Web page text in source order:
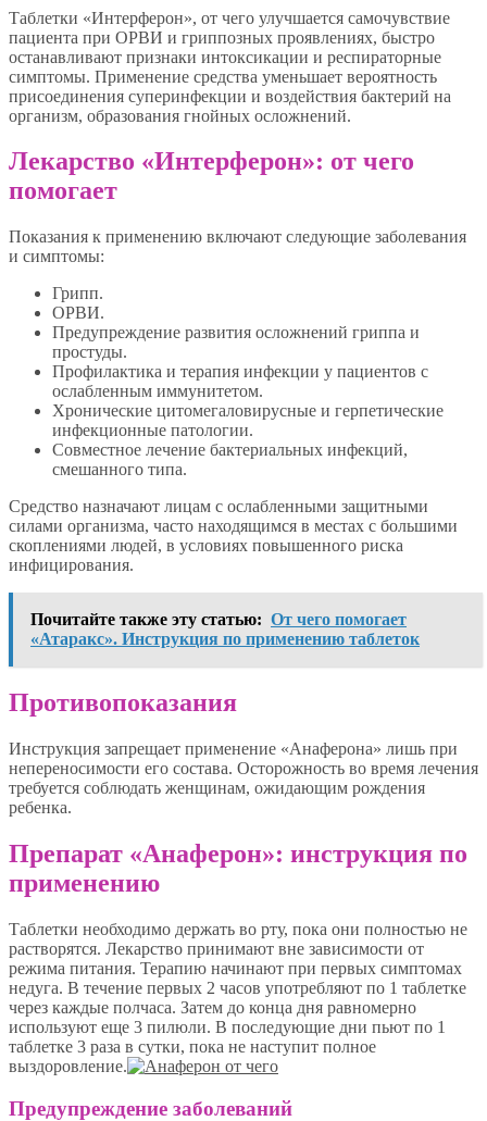
Таблетки «Интерферон», от чего улучшается самочувствие
пациента при ОРВИ и гриппозных проявлениях, быстро
останавливают признаки интоксикации и респираторные
симптомы. Применение средства уменьшает вероятность
присоединения суперинфекции и воздействия бактерий на
организм, образования гнойных осложнений.
Лекарство «Интерферон»: от чего
помогает
Показания к применению включают следующие заболевания
и симптомы:
Грипп.
ОРВИ.
Предупреждение развития осложнений гриппа и
простуды.
Профилактика и терапия инфекции у пациентов с
ослабленным иммунитетом.
Хронические цитомегаловирусные и герпетические
инфекционные патологии.
Совместное лечение бактериальных инфекций,
смешанного типа.
Средство назначают лицам с ослабленными защитными
силами организма, часто находящимся в местах с большими
скоплениями людей, в условиях повышенного риска
инфицирования.
Почитайте также эту статью: От чего помогает
«Атаракс». Инструкция по применению таблеток
Противопоказания
Инструкция запрещает применение «Анаферона» лишь при
непереносимости его состава. Осторожность во время лечения
требуется соблюдать женщинам, ожидающим рождения
ребенка.
Препарат «Анаферон»: инструкция по
применению
Таблетки необходимо держать во рту, пока они полностью не
растворятся. Лекарство принимают вне зависимости от
режима питания. Терапию начинают при первых симптомах
недуга. В течение первых 2 часов употребляют по 1 таблетке
через каждые полчаса. Затем до конца дня равномерно
используют еще 3 пилюли. В последующие дни пьют по 1
таблетке 3 раза в сутки, пока не наступит полное
выздоровление.
Предупреждение заболеваний